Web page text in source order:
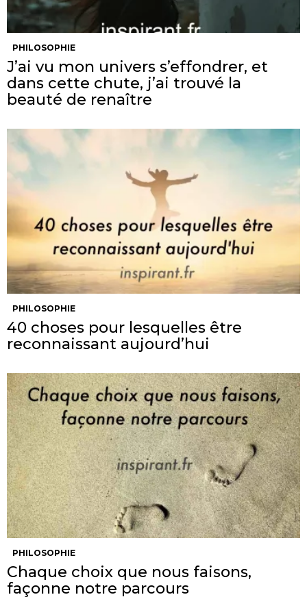
PHILOSOPHIE
J’ai vu mon univers s’effondrer, et
dans cette chute, j’ai trouvé la
beauté de renaître
PHILOSOPHIE
40 choses pour lesquelles être
reconnaissant aujourd’hui
PHILOSOPHIE
Chaque choix que nous faisons,
façonne notre parcours